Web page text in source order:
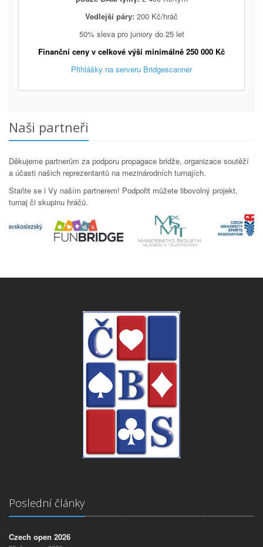
Vedlejší páry: 200 Kč/hráč
50% sleva pro juniory do 25 let
Finanční ceny v celkové výši minimálně 250 000 Kč
Přihlášky na serveru Bridgescanner
Naši partneři
Děkujeme partnerům za podporu propagace bridže, organizace soutěží
a účasti našich reprezentantů na mezinárodních turnajích.
Staňte se i Vy naším partnerem! Podpořit můžete libovolný projekt,
turnaj či skupinu hráčů.
Poslední články
Czech open 2026